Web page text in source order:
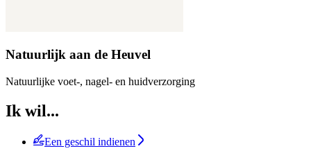
Natuurlijk aan de Heuvel
Natuurlijke voet-, nagel- en huidverzorging
Ik wil...
Een geschil indienen